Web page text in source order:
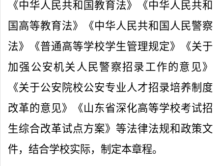
《中华人民共和国教育法》《中华人民共和
国高等教育法》《中华人民共和国人民警察
法》《普通高等学校学生管理规定》《关于
加强公安机关人民警察招录工作的意见》
《关于公安院校公安专业人才招录培养制度
改革的意见》《山东省深化高等学校考试招
生综合改革试点方案》等法律法规和政策文
件，结合学校实际，制定本章程。